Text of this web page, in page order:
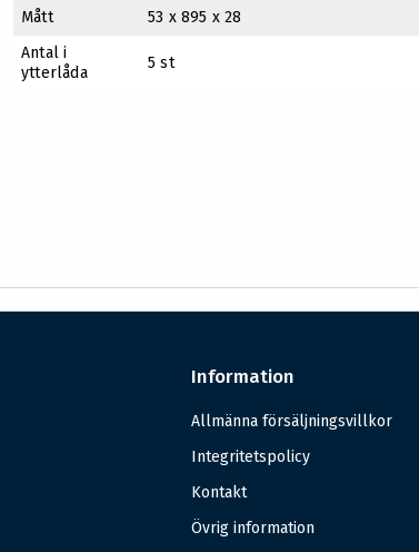
Mått
53 x 895 x 28
Antal i
ytterlåda
5 st
Information
Allmänna försäljningsvillkor
Integritetspolicy
Kontakt
Övrig information